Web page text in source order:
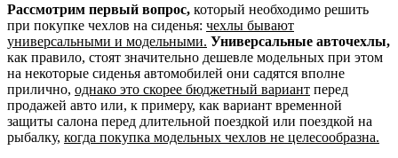
Рассмотрим первый вопрос, который необходимо решить
при покупке чехлов на сиденья: чехлы бывают
универсальными и модельными. Универсальные авточехлы,
как правило, стоят значительно дешевле модельных при этом
на некоторые сиденья автомобилей они садятся вполне
прилично, однако это скорее бюджетный вариант перед
продажей авто или, к примеру, как вариант временной
защиты салона перед длительной поездкой или поездкой на
рыбалку, когда покупка модельных чехлов не целесообразна.